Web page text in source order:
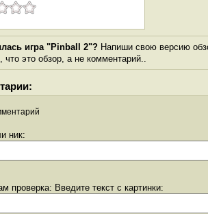
игра "Pinball 2"? Напиши свою версию
что это обзор, а не комментарий..
ник:
проверка: Введите текст с картинки: